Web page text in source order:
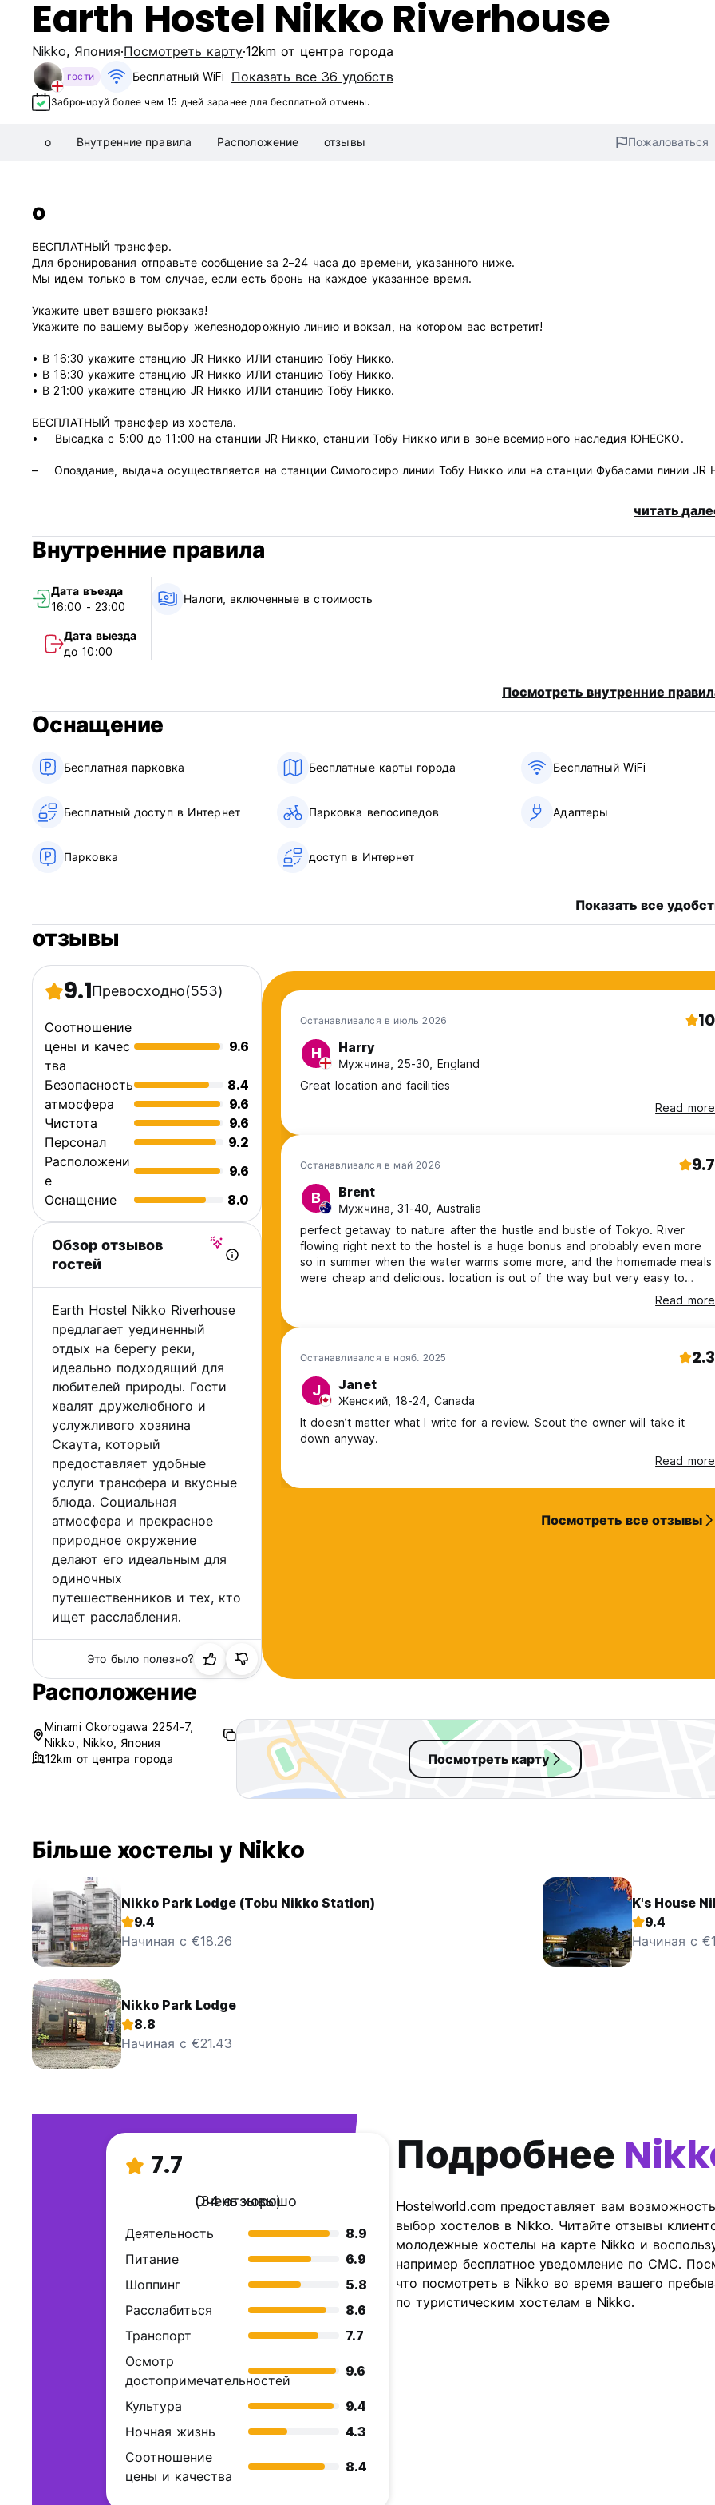
Earth Hostel Nikko Riverhouse
Nikko, Япония Посмотреть карту 12km от центра города
гости Бесплатный WiFi Показать все 36 удобств
Забронируй более чем 15 дней заранее для бесплатной отмены.
о Внутренние правила Расположение отзывы Пожаловаться
о
БЕСПЛАТНЫЙ трансфер.
Для бронирования отправьте сообщение за 2–24 часа до времени, указанного ниже.
Мы идем только в том случае, если есть бронь на каждое указанное время.
Укажите цвет вашего рюкзака!
Укажите по вашему выбору железнодорожную линию и вокзал, на котором вас встретит!
• В 16:30 укажите станцию ​​JR Никко ИЛИ станцию ​​Тобу Никко.
• В 18:30 укажите станцию ​​JR Никко ИЛИ станцию ​​Тобу Никко.
• В 21:00 укажите станцию ​​JR Никко ИЛИ станцию ​​Тобу Никко.
БЕСПЛАТНЫЙ трансфер из хостела.
• Высадка с 5:00 до 11:00 на станции JR Никко, станции Тобу Никко или в зоне всемирного наследия ЮНЕСКО.
– Опоздание, выдача осуществляется на станции Симогосиро линии Тобу Никко или на станции Фубасами линии JR
Завтрак, обед и ужин можно приобрести на месте или в ближайшем ресторане. Доступны веганские и
блюда.
Бесплатная парковка для автомобилей и подставка для велосипедов, чтобы запереть велосипед.
Расположение дома у реки социальное.
Полностью укомплектованная посуда на гостевой кухне наверху в главном здании, если вы предпочитаете готовить
самостоятельно.
Алкоголь можно приобрести
совершайте полуночные прогулки. Поблизости нет ни сувенирных магазинов, ни городских огней. Только звезды,
горы и красивая река.
Бесплатный Wi-Fi повсюду (по оптоволоконному соединению), включая пляж, лаундж под открытым небом, комнату
отдельные комнаты и дополнительные помещения.
Вы можете взять напрокат велосипеды за 500 иен и покататься по дороге вдоль реки и 250 вишневых деревьев.
Только наличные (йены) при регистрации заезда.
С весны 2009 года открыт с середины марта до середины ноября.
англоговорящий (Auto-translated from original language)
читать
Внутренние правила
Дата въезда
16:00 - 23:00
Дата выезда
до 10:00
Налоги, включенные в стоимость
Посмотреть внутренние
Оснащение
Бесплатная парковка Бесплатные карты города Бесплатный WiFi
Бесплатный доступ в Интернет Парковка велосипедов Адаптеры
Парковка доступ в Интернет
Показать все
отзывы
9.1Превосходно(553)
Соотношение
цены и качес
тва
9.6
Безопасность
8.4
атмосфера
9.6
Чистота
9.6
Персонал
9.2
Расположени
е
9.6
Оснащение
8.0
Обзор отзывов
гостей
Earth Hostel Nikko Riverhouse
предлагает уединенный
отдых на берегу реки,
идеально подходящий для
любителей природы. Гости
хвалят дружелюбного и
услужливого хозяина
Скаута, который
предоставляет удобные
услуги трансфера и вкусные
блюда. Социальная
атмосфера и прекрасное
природное окружение
делают его идеальным для
одиночных
путешественников и тех, кто
ищет расслабления.
Это было полезно?
Останавливался в июль 2026 10
H Harry
Мужчина, 25-30, England
Great location and facilities
Read more
Останавливался в май 2026 9.7
B Brent
Мужчина, 31-40, Australia
perfect getaway to nature after the hustle and bustle of Tokyo. River
flowing right next to the hostel is a huge bonus and probably even more
so in summer when the water warms some more, and the homemade meals
were cheap and delicious. location is out of the way but very easy to
reach with free hostel organised transfers morning and evening - just need
to let staff know at least a few hours in advance. Plenty of info about
Read more
Останавливался в нояб. 2025 2.3
J Janet
Женский, 18-24, Canada
It doesn’t matter what I write for a review. Scout the owner will take it
down anyway.
Read more
Посмотреть все отзывы
Расположение
Minami Okorogawa 2254-7,
Nikko, Nikko, Япония
12km от центра города
Посмотреть карту
Більше хостелы у Nikko
Nikko Park Lodge (Tobu Nikko Station)
9.4
Начиная с €18.26
K's House
9.4
Начиная с
Nikko Park Lodge
8.8
Начиная с €21.43
7.7
Очень хорошо
(34 отзывы)
Деятельность
8.9
Питание
6.9
Шоппинг
5.8
Расслабиться
8.6
Транспорт
7.7
Осмотр
достопримечательностей
9.6
Культура
9.4
Ночная жизнь
4.3
Соотношение
цены и качества
8.4
Подробнее
Hostelworld.com предоставляет вам
выбор хостелов в Nikko. Читайте отзывы
молодежные хостелы на карте Nikko и
например бесплатное уведомление по СМС.
что посмотреть в Nikko во время вашего
по туристическим хостелам в Nikko.